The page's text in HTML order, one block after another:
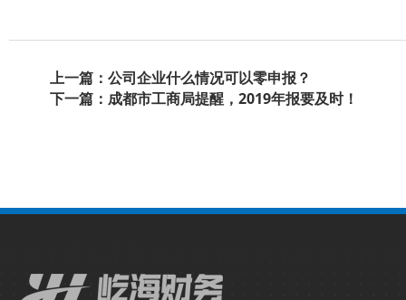
上一篇：公司企业什么情况可以零申报？
下一篇：成都市工商局提醒，2019年报要及时！